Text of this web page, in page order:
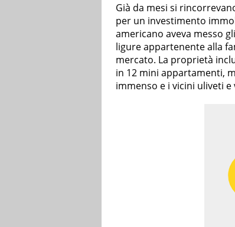
Già da mesi si
per un investimento
americano aveva messo
ligure appartenente alla
mercato. La proprietà
in 12 mini appartamenti,
immenso e i vicini uliveti e